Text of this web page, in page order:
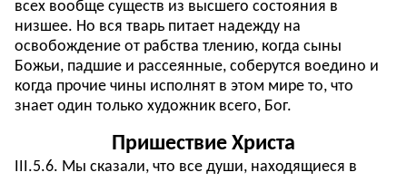
всех вообще существ из высшего состояния в
низшее. Но вся тварь питает надежду на
освобождение от рабства тлению, когда сыны
Божьи, падшие и рассеянные, соберутся воедино и
когда прочие чины исполнят в этом мире то, что
знает один только художник всего, Бог.
Пришествие Христа
III.5.6. Мы сказали, что все души, находящиеся в